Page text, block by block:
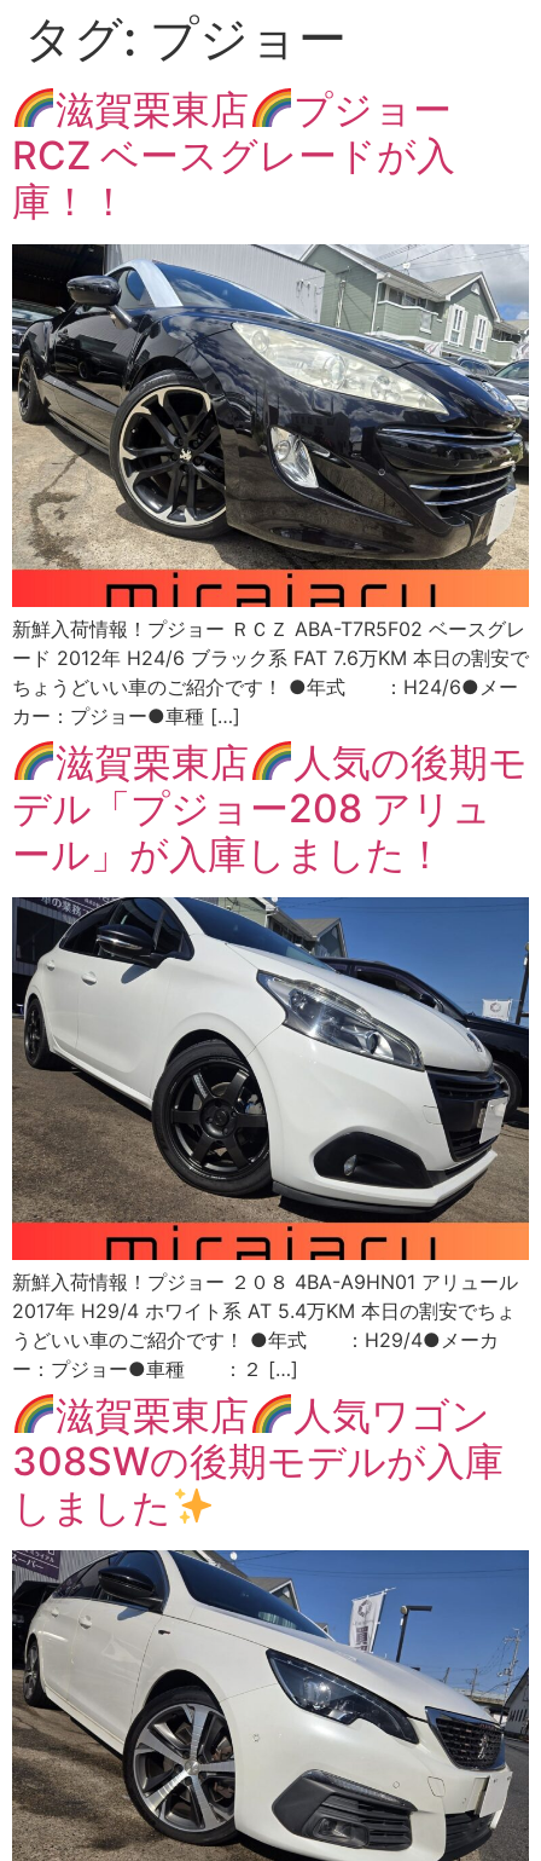
タグ: プジョー
滋賀栗東店
プジョー
RCZ ベースグレードが入
庫！！
新鮮入荷情報！プジョー ＲＣＺ ABA-T7R5F02 ベースグレ
ード 2012年 H24/6 ブラック系 FAT 7.6万KM 本日の割安で
ちょうどいい車のご紹介です！ ●年式 ：H24/6●メー
カー：プジョー●車種 […]
滋賀栗東店
人気の後期モ
デル「プジョー208 アリュ
ール」が入庫しました！
新鮮入荷情報！プジョー ２０８ 4BA-A9HN01 アリュール
2017年 H29/4 ホワイト系 AT 5.4万KM 本日の割安でちょ
うどいい車のご紹介です！ ●年式 ：H29/4●メーカ
ー：プジョー●車種 ：２ […]
滋賀栗東店
人気ワゴン
308SWの後期モデルが入庫
しました